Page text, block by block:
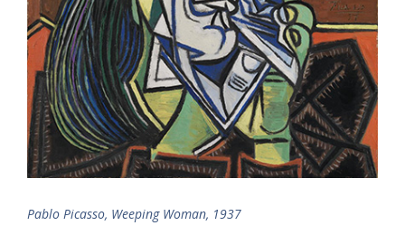
Pablo Picasso, Weeping Woman, 1937